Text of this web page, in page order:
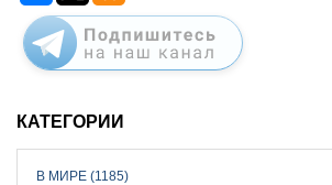
КАТЕГОРИИ
В МИРЕ (1185)